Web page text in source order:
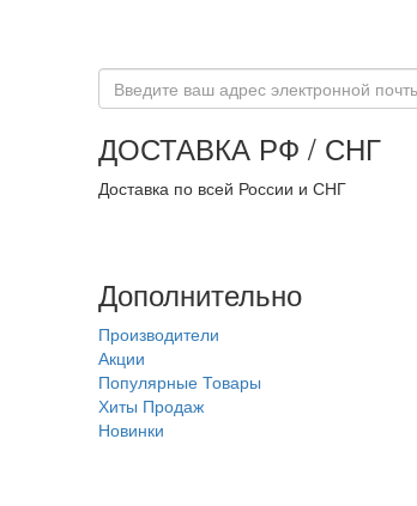
ДОСТАВКА РФ / СНГ
Доставка по всей России и СНГ
Дополнительно
Производители
Акции
Популярные Товары
Хиты Продаж
Новинки